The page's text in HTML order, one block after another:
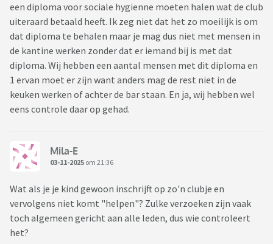
een diploma voor sociale hygienne moeten halen wat de club
uiteraard betaald heeft. Ik zeg niet dat het zo moeilijk is om
dat diploma te behalen maar je mag dus niet met mensen in
de kantine werken zonder dat er iemand bij is met dat
diploma. Wij hebben een aantal mensen met dit diploma en
1 ervan moet er zijn want anders mag de rest niet in de
keuken werken of achter de bar staan. En ja, wij hebben wel
eens controle daar op gehad.
Mila-E
03-11-2025 om 21:36
Wat als je je kind gewoon inschrijft op zo'n clubje en
vervolgens niet komt "helpen"? Zulke verzoeken zijn vaak
toch algemeen gericht aan alle leden, dus wie controleert
het?